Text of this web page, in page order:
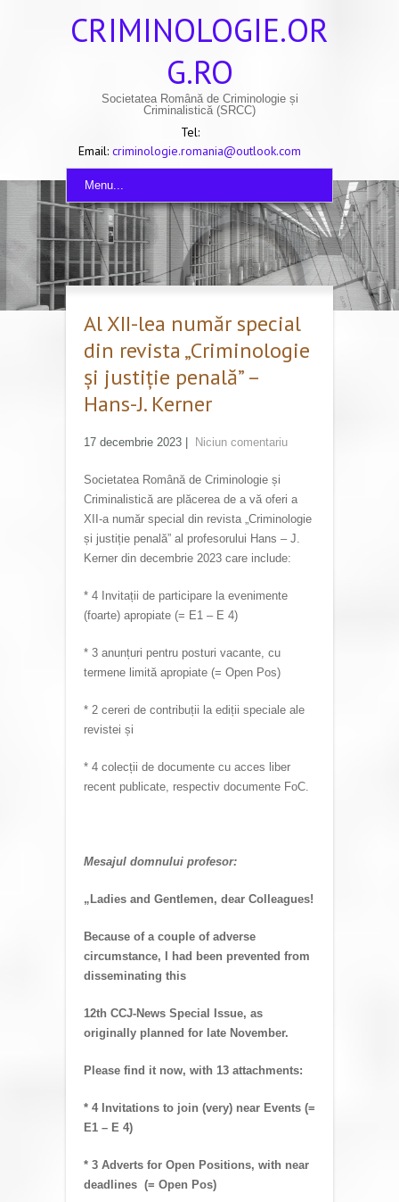
CRIMINOLOGIE.OR
G.RO
Societatea Română de Criminologie și
Criminalistică (SRCC)
Tel:
Email: criminologie.romania@outlook.com
Menu...
Al XII-lea număr special
din revista „Criminologie
și justiție penală” –
Hans-J. Kerner
17 decembrie 2023 Niciun comentariu
Societatea Română de Criminologie și
Criminalistică are plăcerea de a vă oferi a
XII-a număr special din revista „Criminologie
și justiție penală” al profesorului Hans – J.
Kerner din decembrie 2023 care include:
* 4 Invitații de participare la evenimente
(foarte) apropiate (= E1 – E 4)
* 3 anunțuri pentru posturi vacante, cu
termene limită apropiate (= Open Pos)
* 2 cereri de contribuții la ediții speciale ale
revistei și
* 4 colecții de documente cu acces liber
recent publicate, respectiv documente FoC.
Mesajul domnului profesor:
„Ladies and Gentlemen, dear Colleagues!
Because of a couple of adverse
circumstance, I had been prevented from
disseminating this
12th CCJ-News Special Issue, as
originally planned for late November.
Please find it now, with 13 attachments:
* 4 Invitations to join (very) near Events (=
E1 – E 4)
* 3 Adverts for Open Positions, with near
deadlines (= Open Pos)